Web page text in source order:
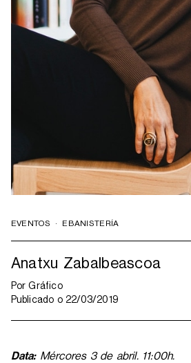
EVENTOS · EBANISTERÍA
Anatxu Zabalbeascoa
PorGráfico
Publicado o 22/03/2019
Data:Mércores 3 de abril. 11:00h.